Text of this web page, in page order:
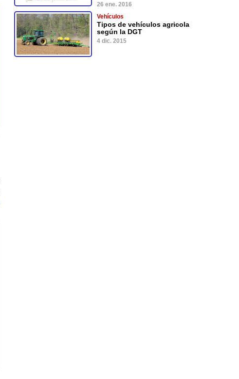
26 ene. 2016
Vehículos
Tipos de vehículos agricola
según la DGT
4 dic. 2015